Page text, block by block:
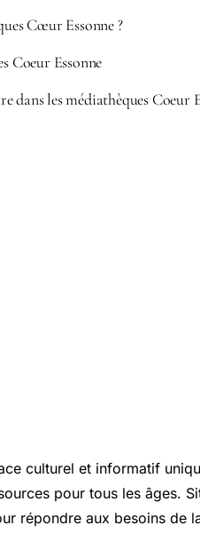
Cœur Essonne ?
Coeur Essonne
dans les médiathèques Coeur
culturel et informatif
pour tous les âges.
répondre aux besoins de